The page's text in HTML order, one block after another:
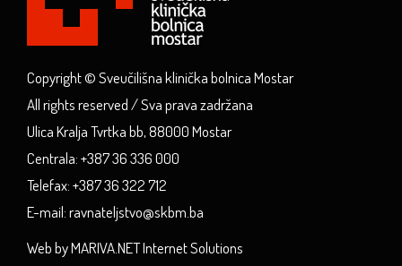
Copyright © Sveučilišna klinička bolnica Mostar
All rights reserved / Sva prava zadržana
Ulica Kralja Tvrtka bb, 88000 Mostar
Centrala: +387 36 336 000
Telefax: +387 36 322 712
E-mail: ravnateljstvo@skbm.ba
Web by MARIVA.NET Internet Solutions